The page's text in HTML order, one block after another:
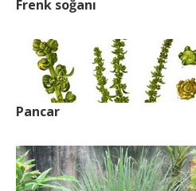
Frenk soğanı
Pancar